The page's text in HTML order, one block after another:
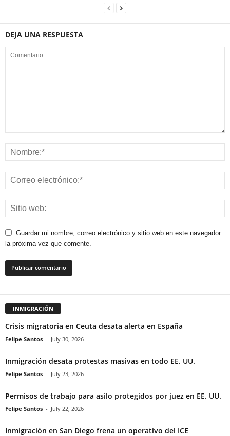
DEJA UNA RESPUESTA
Guardar mi nombre, correo electrónico y sitio web en este navegador
la próxima vez que comente.
INMIGRACIÓN
Crisis migratoria en Ceuta desata alerta en España
Felipe Santos - July 30, 2026
Inmigración desata protestas masivas en todo EE. UU.
Felipe Santos - July 23, 2026
Permisos de trabajo para asilo protegidos por juez en EE. UU.
Felipe Santos - July 22, 2026
Inmigración en San Diego frena un operativo del ICE